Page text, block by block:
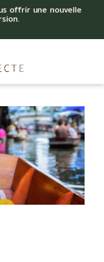
offrir une nouvelle